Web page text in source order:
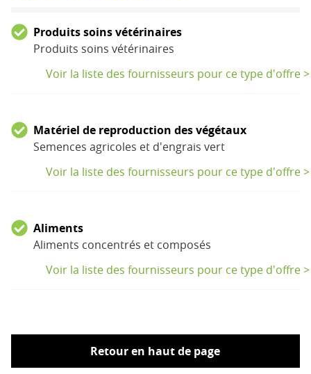
Produits soins vétérinaires
Produits soins vétérinaires
Voir la liste des fournisseurs pour ce type d'offre >
Matériel de reproduction des végétaux
Semences agricoles et d'engrais vert
Voir la liste des fournisseurs pour ce type d'offre >
Aliments
Aliments concentrés et composés
Voir la liste des fournisseurs pour ce type d'offre >
Retour en haut de page